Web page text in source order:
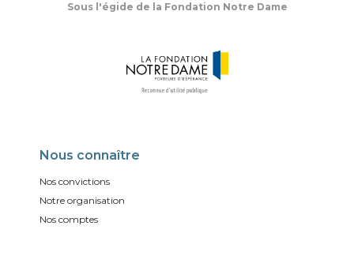
Sous l'égide de la Fondation Notre Dame
Nous connaître
Nos convictions
Notre organisation
Nos comptes